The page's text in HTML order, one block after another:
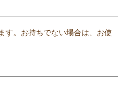
す。お持ちでない場合は、お使